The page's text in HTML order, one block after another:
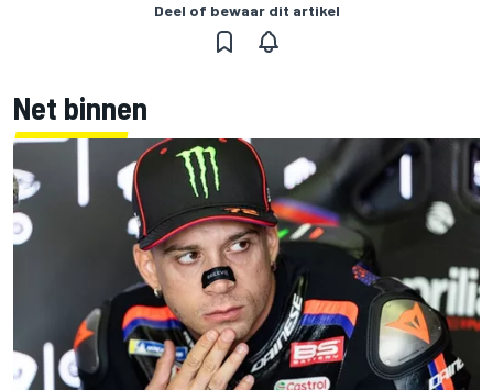
Deel of bewaar dit artikel
Net binnen